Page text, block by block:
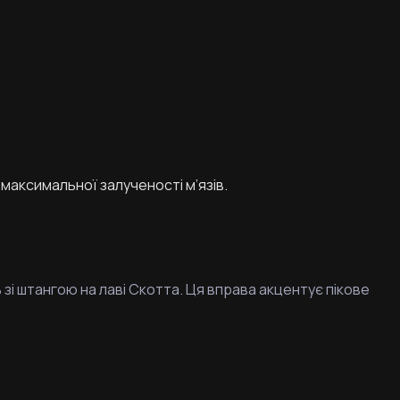
залученості м’язів.
штангою на лаві Скотта. Ця вправа акцентує пікове